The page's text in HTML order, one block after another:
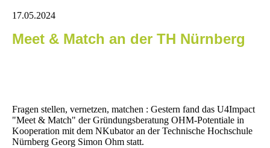
17.05.2024
Meet & Match an der TH Nürnberg
Fragen stellen, vernetzen, matchen : Gestern fand das U4Impact
"Meet & Match" der Gründungsberatung OHM-Potentiale in
Kooperation mit dem NKubator an der Technische Hochschule
Nürnberg Georg Simon Ohm statt.